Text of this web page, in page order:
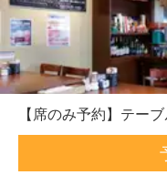
【席のみ予約】テー